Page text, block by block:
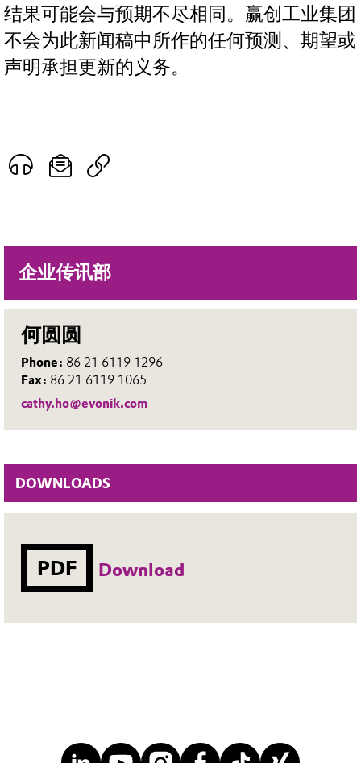
企业传讯部
何圆圆
Phone: 86 21 6119 1296
Fax: 86 21 6119 1065
cathy.ho@evonik.com
DOWNLOADS
PDF Download
结果可能会与预期不尽相同。赢创工业集团
不会为此新闻稿中所作的任何预测、期望或
声明承担更新的义务。